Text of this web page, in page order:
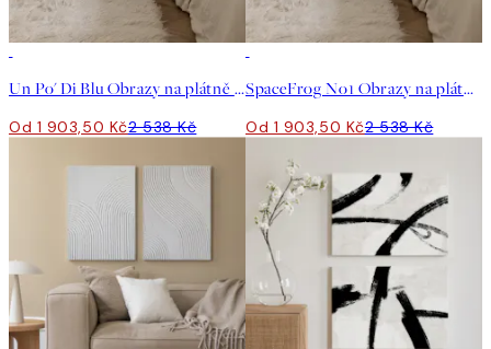
Un Po' Di Blu Obrazy na plátně Duo
Od 1 903,50 Kč2 538 Kč
SpaceFrog No1 Obrazy na plátně Duo
Od 1 903,50 Kč2 538 Kč